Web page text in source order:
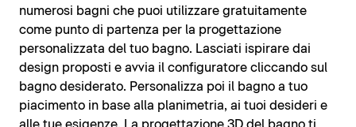
numerosi bagni che puoi utilizzare gratuitamente
come punto di partenza per la progettazione
personalizzata del tuo bagno. Lasciati ispirare dai
design proposti e avvia il configuratore cliccando sul
bagno desiderato. Personalizza poi il bagno a tuo
piacimento in base alla planimetria, ai tuoi desideri e